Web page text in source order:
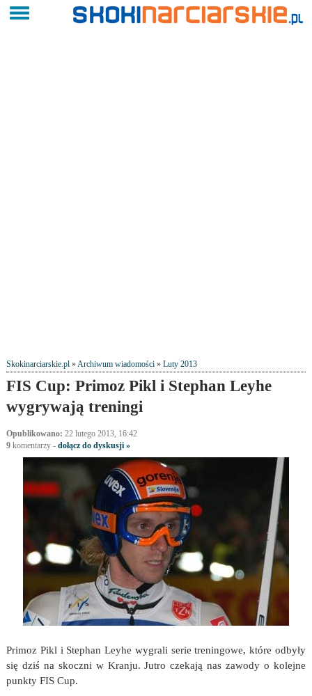
Skokinarciarskie.pl»Archiwum wiadomości» Luty 2013
FIS Cup: Primoz Pikl i Stephan Leyhe
wygrywają treningi
Opublikowano: 22 lutego 2013, 16:42
9komentarzy- dołącz do dyskusji »
Primoz Pikl i Stephan Leyhe wygrali serie treningowe, które odbyły
się dziś na skoczni w Kranju. Jutro czekają nas zawody o kolejne
punkty FIS Cup.